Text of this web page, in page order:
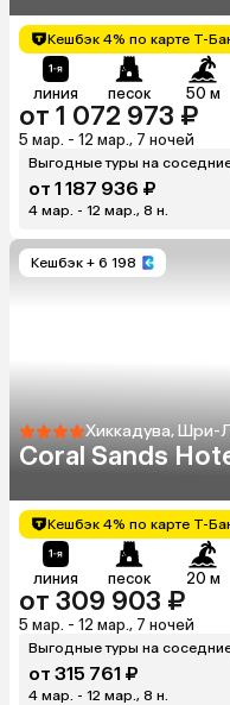
Кешбэк 4% по карте Т-
линия песок 50 м
от 1 072 973 ₽
5 мар. - 12 мар., 7 ночей
Выгодные туры на
от 1 187 936 ₽
4 мар. - 12 мар., 8 н.
Кешбэк + 6 198
Хиккадува, Шри-
Coral Sands
Кешбэк 4% по карте Т-
линия песок 20 м
от 309 903 ₽
5 мар. - 12 мар., 7 ночей
Выгодные туры на
от 315 761 ₽
4 мар. - 12 мар., 8 н.